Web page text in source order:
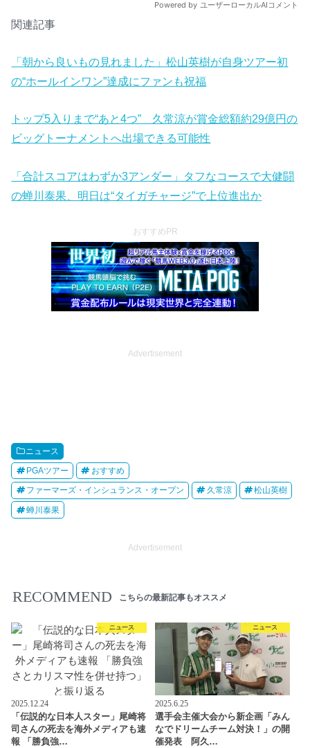
関連記事
「朝から良いもの見れました」松山英樹が自身ツアー初
の“ホールインワン”達成にファンも祝福
トップ5入りまで“あと4つ” 久常涼が賞金総額約29億円の
ビッグトーナメントへ出場できる可能性
「合計スコアはわずか3アンダー」タフなコースで大健闘
の蝉川泰果、明日は“タイガチャージ”で上位進出か
おすすめPR
Advertisement
ニュース
PGAツアー おすすめ
ファーマーズ・インシュランス・オープン 久常涼 松山英樹
蝉川泰果
Advertisement
RECOMMEND こちらの最新記事もオススメ
ニュース
2025.12.24
「伝説的な日本人スター」尾崎将
司さんの死去を海外メディアも速
報 「勝負強…
ニュース
2025.6.25
選手会主催大会から新企画「みん
なでドリームチーム対決！」の開
催発表 阿久…